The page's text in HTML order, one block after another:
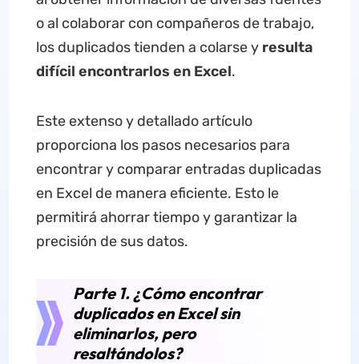
o al colaborar con compañeros de trabajo,
los duplicados tienden a colarse y resulta
difícil encontrarlos en Excel.
Este extenso y detallado artículo
proporciona los pasos necesarios para
encontrar y comparar entradas duplicadas
en Excel de manera eficiente. Esto le
permitirá ahorrar tiempo y garantizar la
precisión de sus datos.
Parte 1. ¿Cómo encontrar
duplicados en Excel sin
eliminarlos, pero
resaltándolos?